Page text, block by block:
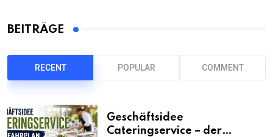
BEITRÄGE
RECENT POPULAR COMMENT
Geschäftsidee
Cateringservice – der